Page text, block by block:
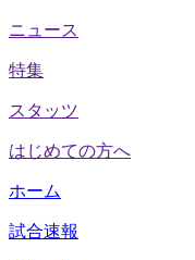
ニュース
特集
スタッツ
はじめての方へ
ホーム
試合速報